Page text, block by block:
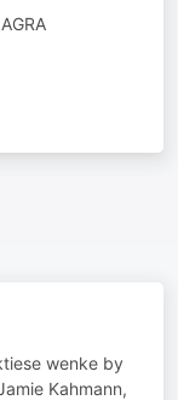
AGRA
wenke by
Kahmann,